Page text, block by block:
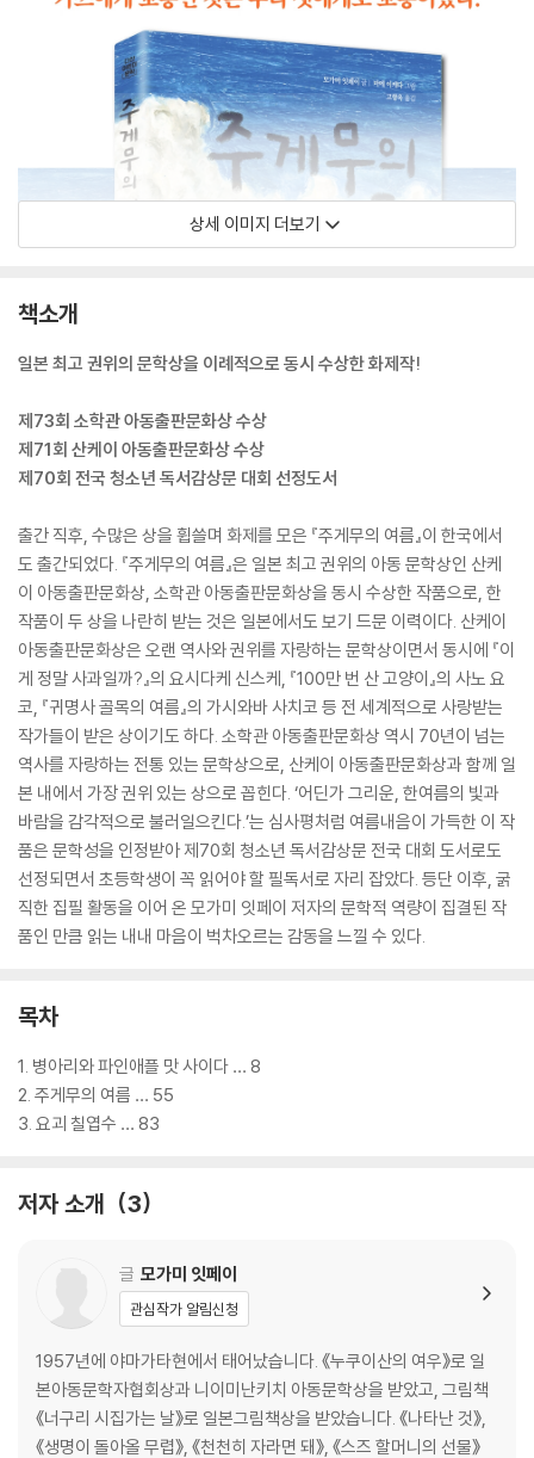
상세 이미지 더보기
책소개
일본 최고 권위의 문학상을 이례적으로 동시 수상한 화제작!
제73회 소학관 아동출판문화상 수상
제71회 산케이 아동출판문화상 수상
제70회 전국 청소년 독서감상문 대회 선정도서
출간 직후, 수많은 상을 휩쓸며 화제를 모은 『주게무의 여름』이 한국에서
도 출간되었다. 『주게무의 여름』은 일본 최고 권위의 아동 문학상인 산케
이 아동출판문화상, 소학관 아동출판문화상을 동시 수상한 작품으로, 한
작품이 두 상을 나란히 받는 것은 일본에서도 보기 드문 이력이다. 산케이
아동출판문화상은 오랜 역사와 권위를 자랑하는 문학상이면서 동시에 『이
게 정말 사과일까?』의 요시다케 신스케, 『100만 번 산 고양이』의 사노 요
코, 『귀명사 골목의 여름』의 가시와바 사치코 등 전 세계적으로 사랑받는
작가들이 받은 상이기도 하다. 소학관 아동출판문화상 역시 70년이 넘는
역사를 자랑하는 전통 있는 문학상으로, 산케이 아동출판문화상과 함께 일
본 내에서 가장 권위 있는 상으로 꼽힌다. ‘어딘가 그리운, 한여름의 빛과
바람을 감각적으로 불러일으킨다.’는 심사평처럼 여름내음이 가득한 이 작
품은 문학성을 인정받아 제70회 청소년 독서감상문 전국 대회 도서로도
선정되면서 초등학생이 꼭 읽어야 할 필독서로 자리 잡았다. 등단 이후, 굵
직한 집필 활동을 이어 온 모가미 잇페이 저자의 문학적 역량이 집결된 작
품인 만큼 읽는 내내 마음이 벅차오르는 감동을 느낄 수 있다.
목차
1. 병아리와 파인애플 맛 사이다 … 8
2. 주게무의 여름 … 55
3. 요괴 칠엽수 … 83
저자 소개 3
글 모가미 잇페이
관심작가 알림신청
1957년에 야마가타현에서 태어났습니다. 《누쿠이산의 여우》로 일
본아동문학자협회상과 니이미난키치 아동문학상을 받았고, 그림책
《너구리 시집가는 날》로 일본그림책상을 받았습니다. 《나타난 것》,
《생명이 돌아올 무렵》, 《천천히 자라면 돼》, 《스즈 할머니의 선물》